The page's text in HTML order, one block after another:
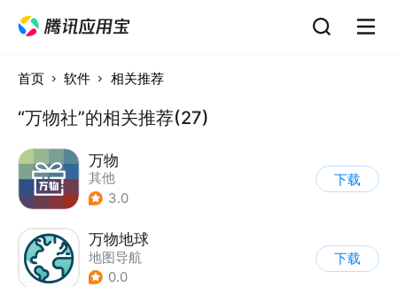
首页 软件 相关推荐
“万物社”的相关推荐(27)
万物
其他
3.0
下载
万物地球
地图导航
0.0
下载